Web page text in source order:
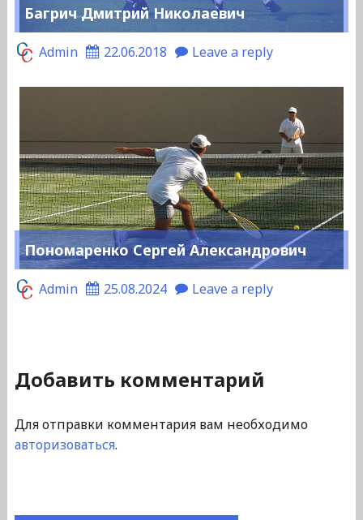
Багрич Дмитрий Николаевич
Admin 22.06.2018 Leave a reply
Пономаренко Сергей Александрович
Admin 25.08.2024 Leave a reply
Добавить комментарий
Для отправки комментария вам необходимо
авторизоваться.